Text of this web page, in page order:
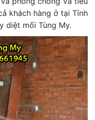
khách hàng ở tại Tỉnh
diệt mối Tùng My.